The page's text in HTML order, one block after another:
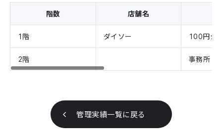
階数 店舗名
1階 ダイソー 100円シ
2階 事務所
管理実績一覧に戻る